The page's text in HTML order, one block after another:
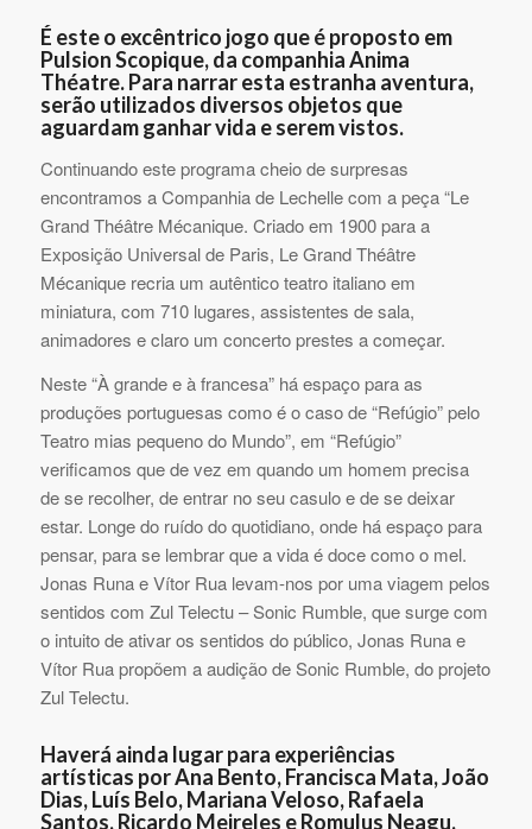
É este o excêntrico jogo que é proposto em
Pulsion Scopique, da companhia Anima
Théatre. Para narrar esta estranha aventura,
serão utilizados diversos objetos que
aguardam ganhar vida e serem vistos.
Continuando este programa cheio de surpresas
encontramos a Companhia de Lechelle com a peça “Le
Grand Théâtre Mécanique. Criado em 1900 para a
Exposição Universal de Paris, Le Grand Théâtre
Mécanique recria um autêntico teatro italiano em
miniatura, com 710 lugares, assistentes de sala,
animadores e claro um concerto prestes a começar.
Neste “À grande e à francesa” há espaço para as
produções portuguesas como é o caso de “Refúgio” pelo
Teatro mias pequeno do Mundo”, em “Refúgio”
verificamos que de vez em quando um homem precisa
de se recolher, de entrar no seu casulo e de se deixar
estar. Longe do ruído do quotidiano, onde há espaço para
pensar, para se lembrar que a vida é doce como o mel.
Jonas Runa e Vítor Rua levam-nos por uma viagem pelos
sentidos com Zul Telectu – Sonic Rumble, que surge com
o intuito de ativar os sentidos do público, Jonas Runa e
Vítor Rua propõem a audição de Sonic Rumble, do projeto
Zul Telectu.
Haverá ainda lugar para experiências
artísticas por Ana Bento, Francisca Mata, João
Dias, Luís Belo, Mariana Veloso, Rafaela
Santos, Ricardo Meireles e Romulus Neagu.